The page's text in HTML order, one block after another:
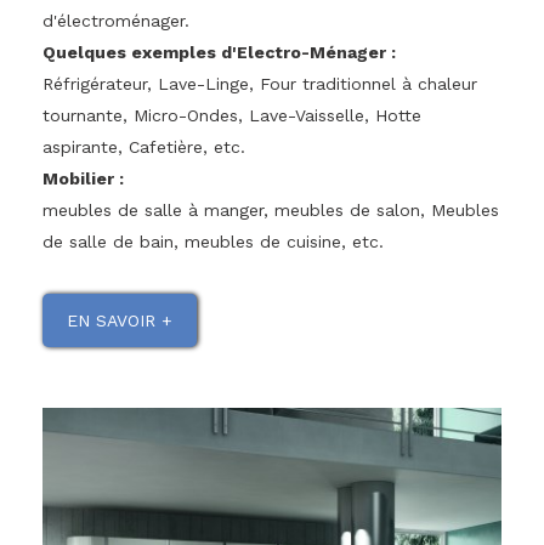
d'électroménager.
Quelques exemples d'Electro-Ménager :
Réfrigérateur, Lave-Linge, Four traditionnel à chaleur
tournante, Micro-Ondes, Lave-Vaisselle, Hotte
aspirante, Cafetière, etc.
Mobilier :
meubles de salle à manger, meubles de salon, Meubles
de salle de bain, meubles de cuisine, etc.
EN SAVOIR +